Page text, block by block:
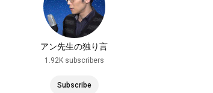
アン先生の独り言
1.92K subscribers
Subscribe